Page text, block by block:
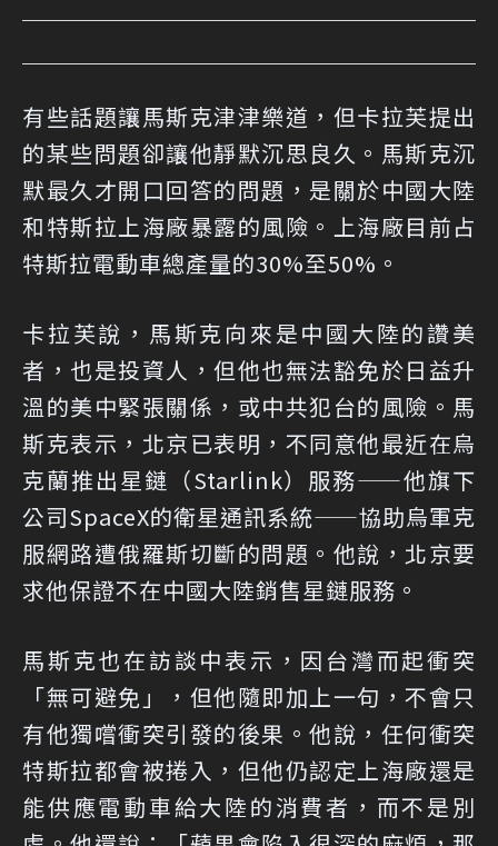
有些話題讓馬斯克津津樂道，但卡拉芙提出
的某些問題卻讓他靜默沉思良久。馬斯克沉
默最久才開口回答的問題，是關於中國大陸
和特斯拉上海廠暴露的風險。上海廠目前占
特斯拉電動車總產量的30%至50%。
卡拉芙說，馬斯克向來是中國大陸的讚美
者，也是投資人，但他也無法豁免於日益升
溫的美中緊張關係，或中共犯台的風險。馬
斯克表示，北京已表明，不同意他最近在烏
克蘭推出星鏈（Starlink）服務——他旗下
公司SpaceX的衛星通訊系統——協助烏軍克
服網路遭俄羅斯切斷的問題。他說，北京要
求他保證不在中國大陸銷售星鏈服務。
馬斯克也在訪談中表示，因台灣而起衝突
「無可避免」，但他隨即加上一句，不會只
有他獨嚐衝突引發的後果。他說，任何衝突
特斯拉都會被捲入，但他仍認定上海廠還是
能供應電動車給大陸的消費者，而不是別